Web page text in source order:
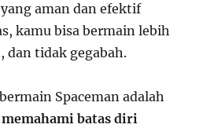
aman dan efektif
kamu bisa bermain lebih
tidak gegabah.
Spaceman adalah
batas diri